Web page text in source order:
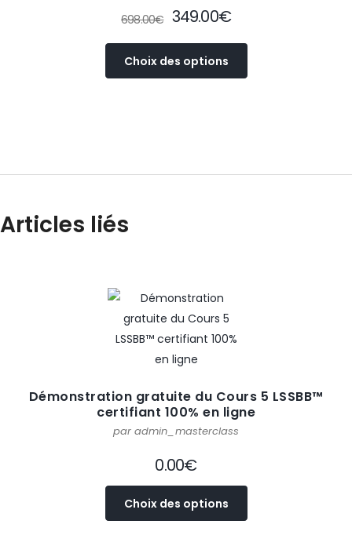
698.00€ 349.00€
Choix des options
Articles liés
Démonstration gratuite du Cours 5 LSSBB™
certifiant 100% en ligne
par admin_masterclass
0.00€
Choix des options